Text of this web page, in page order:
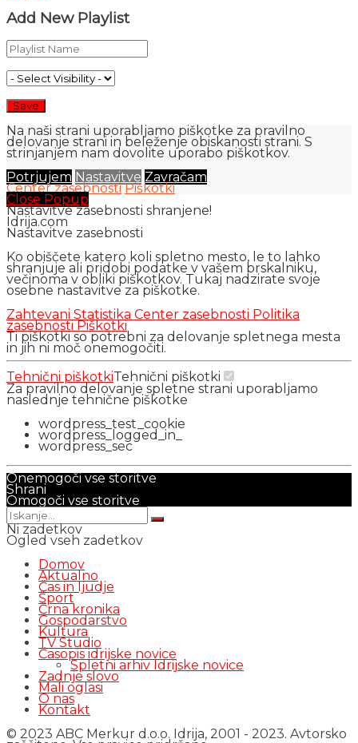
Add New Playlist
Na naši strani uporabljamo piškotke za pravilno
delovanje strani in beleženje obiskanosti strani. S
strinjanjem nam dovolite uporabo piškotkov.
Potrjujem Nastavitve Zavračam
Center zasebnosti Piškotki
Close Popup
Nastavitve zasebnosti shranjene!
Idrija.com
Nastavitve zasebnosti
Ko obiščete katero koli spletno mesto, le to lahko
shranjuje ali pridobi podatke v vašem brskalniku,
večinoma v obliki piškotkov. Tukaj nadzirate svoje
osebne nastavitve za piškotke.
Zahtevani Statistika Center zasebnosti Politika
zasebnostiPiškotki
Ti piškotki so potrebni za delovanje spletnega mesta
in jih ni moč onemogočiti.
Tehnični piškotkiTehnični piškotki
Za pravilno delovanje spletne strani uporabljamo
naslednje tehnične piškotke
wordpress_test_cookie
wordpress_logged_in_
wordpress_sec
Onemogoči vse storitve
Shrani
Omogoči vse storitve
Ni zadetkov
Ogled vseh zadetkov
Domov
Aktualno
Čas in ljudje
Šport
Črna kronika
Gospodarstvo
Kultura
TV Studio
Časopis idrijske novice
Spletni arhiv Idrijske novice
Zadnje slovo
Mali oglasi
O nas
Kontakt
© 2023 ABC Merkur d.o.o. Idrija, 2001 - 2023. Avtorsko